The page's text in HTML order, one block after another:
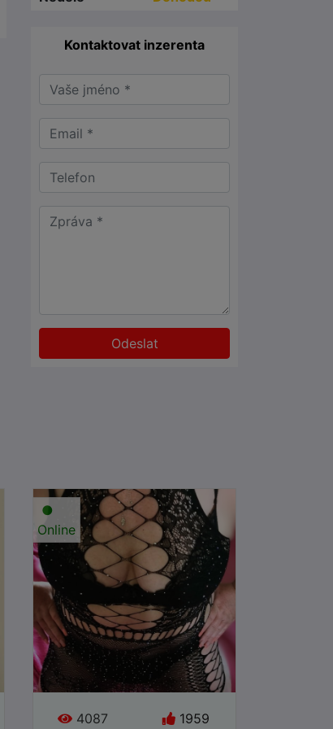
Kontaktovat inzerenta
Odeslat
●
Online
4087 1959